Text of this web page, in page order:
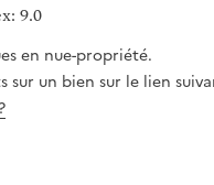
9.0
en nue-propriété.
sur un bien sur le lien